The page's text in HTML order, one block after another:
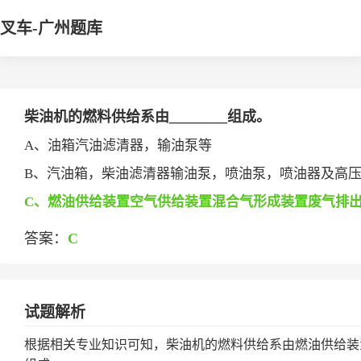
叉车-广州题库
柴油机的燃料供给系由________组成。
A、油箱汽油滤清器，输油泵等
B、汽油箱，柴油滤清器输油泵，喷油泵，喷油器及高
C、燃油供给装置空气供给装置混合气形成装置废气排
答案： C
试题解析
根据相关专业知识可知，柴油机的燃料供给系由燃油供给